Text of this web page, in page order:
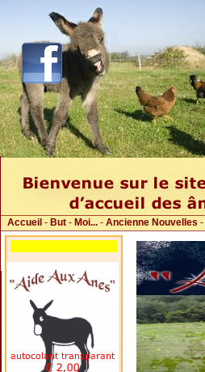
Accueil - But - Moi... - Ancienne Nouvelles -